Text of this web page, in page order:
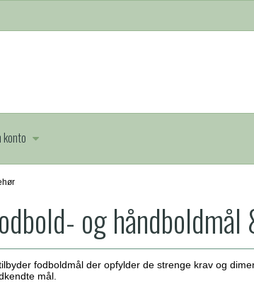
konto
og
fodboldmål der opfylder de strenge krav og
mål.